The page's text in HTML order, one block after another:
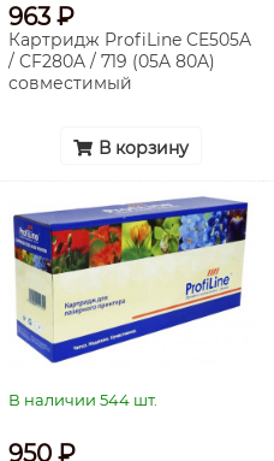
963 ₽
Картридж ProfiLine CE505A
/ CF280A / 719 (05A 80A)
совместимый
В корзину
В наличии 544 шт.
950 ₽